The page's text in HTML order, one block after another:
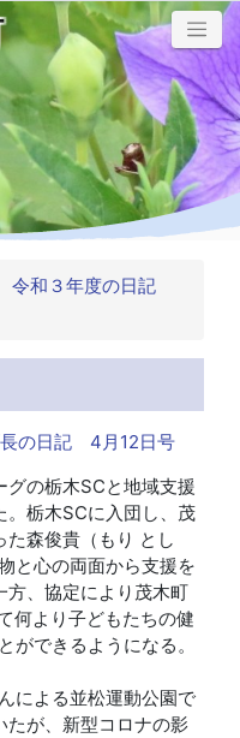
令和３年度の日記
の日記 4月12日号
の栃木SCと地域支援
。栃木SCに入団し、茂
森俊貴（もり とし
と心の両面から支援を
方、協定により茂木町
何より子どもたちの健
ができるようになる。
による並松運動公園で
たが、新型コロナの影